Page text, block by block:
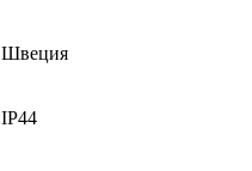
Швеция
IP44